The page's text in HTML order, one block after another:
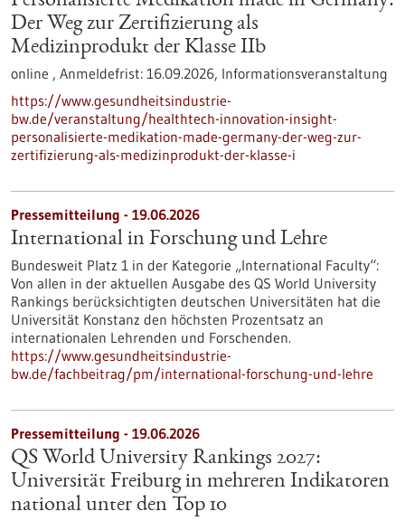
Der Weg zur Zertifizierung als
Medizinprodukt der Klasse IIb
online , Anmeldefrist: 16.09.2026, Informationsveranstaltung
https://www.gesundheitsindustrie-
bw.de/veranstaltung/healthtech-innovation-insight-
personalisierte-medikation-made-germany-der-weg-zur-
zertifizierung-als-medizinprodukt-der-klasse-i
Pressemitteilung - 19.06.2026
International in Forschung und Lehre
Bundesweit Platz 1 in der Kategorie „International Faculty“:
Von allen in der aktuellen Ausgabe des QS World University
Rankings berücksichtigten deutschen Universitäten hat die
Universität Konstanz den höchsten Prozentsatz an
internationalen Lehrenden und Forschenden.
https://www.gesundheitsindustrie-
bw.de/fachbeitrag/pm/international-forschung-und-lehre
Pressemitteilung - 19.06.2026
QS World University Rankings 2027:
Universität Freiburg in mehreren Indikatoren
national unter den Top 10